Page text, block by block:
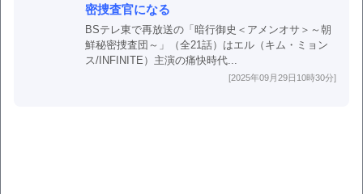
密捜査官になる
BSテレ東で再放送の「暗行御史＜アメンオサ＞～朝
鮮秘密捜査団～」（全21話）はエル（キム・ミョン
ス/INFINITE）主演の痛快時代...
[2025年09月29日10時30分]